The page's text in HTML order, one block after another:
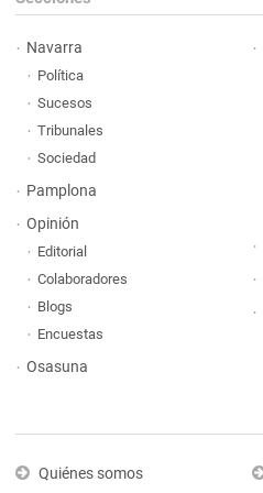
Navarra
Política
Sucesos
Tribunales
Sociedad
Pamplona
Opinión
Editorial
Colaboradores
Blogs
Encuestas
Osasuna
Quiénes somos